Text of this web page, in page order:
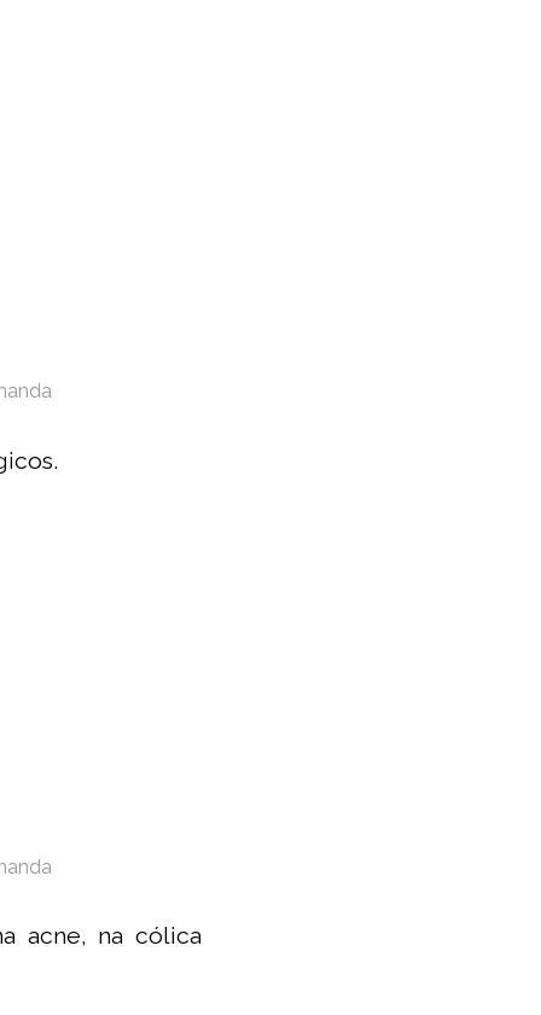
acne, na cólica